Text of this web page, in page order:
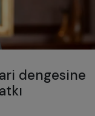
dengesine